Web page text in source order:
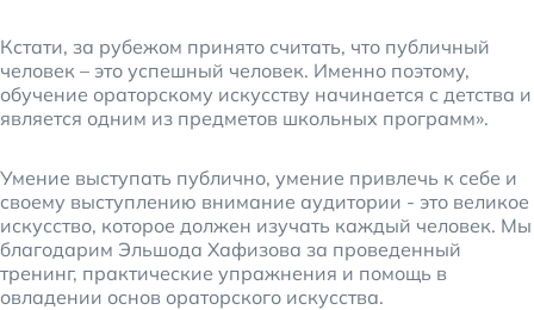
Кстати, за рубежом принято считать, что публичный
человек – это успешный человек. Именно поэтому,
обучение ораторскому искусству начинается с детства и
является одним из предметов школьных программ».
Умение выступать публично, умение привлечь к себе и
своему выступлению внимание аудитории - это великое
искусство, которое должен изучать каждый человек. Мы
благодарим Эльшода Хафизова за проведенный
тренинг, практические упражнения и помощь в
овладении основ ораторского искусства.